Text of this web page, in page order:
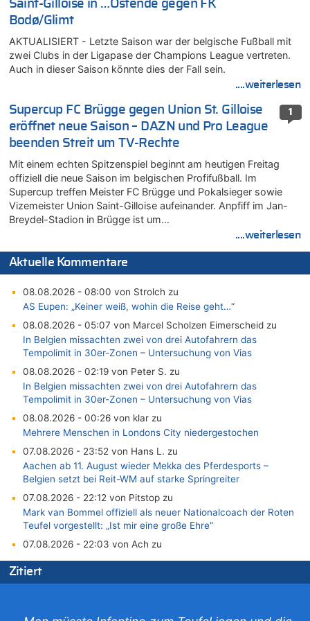
Saint-Gilloise in …Ostende gegen FK
Bodø/Glimt
AKTUALISIERT - Letzte Saison war der belgische Fußball mit
zwei Clubs in der Ligapase der Champions League vertreten.
Auch in dieser Saison könnte dies der Fall sein.
....weiterlesen
1
Supercup FC Brügge gegen Union St. Gilloise
eröffnet neue Saison – DAZN und Pro League
beenden Streit um TV-Rechte
Mit einem echten Spitzenspiel beginnt am heutigen Freitag
offiziell die neue Saison im belgischen Profifußball. Im
Supercup treffen Meister FC Brügge und Pokalsieger sowie
Vizemeister Union Saint-Gilloise aufeinander. Anpfiff im Jan-
Breydel-Stadion in Brügge ist um…
....weiterlesen
Aktuelle Kommentare
08.08.2026 - 08:00 von Strolch zu
AS Eupen: „Keiner weiß, wohin die Reise geht…“
08.08.2026 - 05:07 von Marcel Scholzen Eimerscheid zu
In Belgien missachten zwei von drei Autofahrern das
Tempolimit in 30er-Zonen – Untersuchung von Vias
08.08.2026 - 02:19 von Peter S. zu
In Belgien missachten zwei von drei Autofahrern das
Tempolimit in 30er-Zonen – Untersuchung von Vias
08.08.2026 - 00:26 von klar zu
Mehrere Menschen in Londons City niedergestochen
07.08.2026 - 23:52 von Hans L. zu
Aachen ab 11. August wieder Mekka des Pferdesports –
Belgien setzt bei Reit-WM auf starke Springreiter
07.08.2026 - 22:12 von Pitstop zu
Mark van Bommel offiziell als neuer Nationalcoach der Roten
Teufel vorgestellt: „Ist mir eine große Ehre“
07.08.2026 - 22:03 von Ach zu
Aachen ab 11. August wieder Mekka des Pferdesports –
Belgien setzt bei Reit-WM auf starke Springreiter
Zitiert